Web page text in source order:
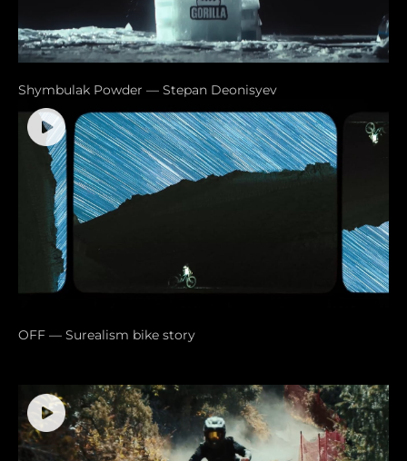
Shymbulak Powder — Stepan Deonisyev
OFF — Surealism bike story